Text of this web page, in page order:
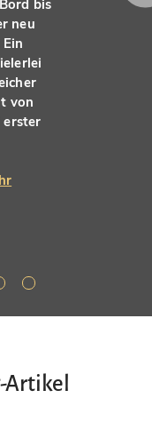
bis
neu
von
erster
Artikel